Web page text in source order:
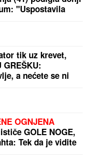
MUŠKARCIMA
(41) podigla donji
"Uspostavila